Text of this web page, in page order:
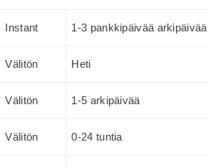
Instant 1-3 pankkipäivää arkipäivää
Välitön Heti
Välitön 1-5 arkipäivää
Välitön 0-24 tuntia